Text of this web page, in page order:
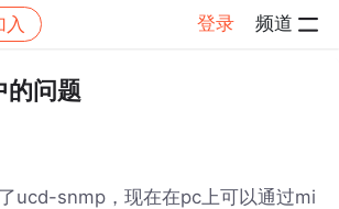
入 登录 频道
帖子详情
的问题
ucd-snmp，现在在pc上可以通过mi